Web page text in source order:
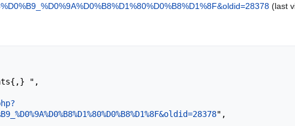
(last
",